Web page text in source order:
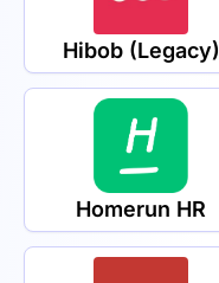
Hibob (Legacy)
Homerun HR